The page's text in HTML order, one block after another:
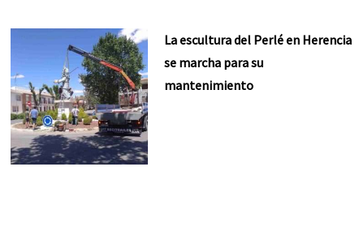
La escultura del Perlé en Herencia
se marcha para su
mantenimiento